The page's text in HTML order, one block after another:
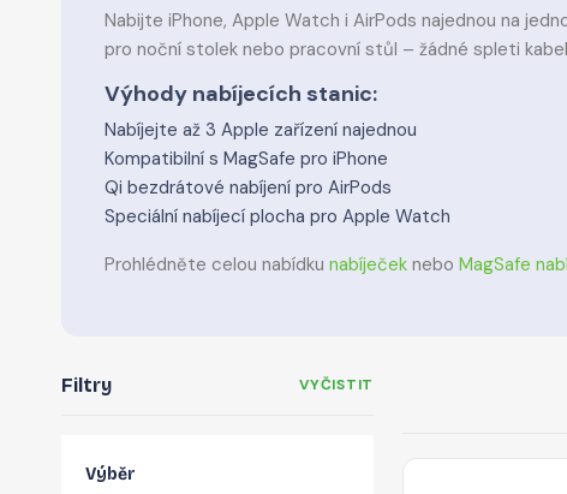
Nabijte iPhone, Apple Watch i AirPods najednou na
pro noční stolek nebo pracovní stůl – žádné spleti
Výhody nabíjecích stanic:
Nabíjejte až 3 Apple zařízení najednou
Kompatibilní s MagSafe pro iPhone
Qi bezdrátové nabíjení pro AirPods
Speciální nabíjecí plocha pro Apple Watch
Prohlédněte celou nabídku nabíječek nebo MagSafe
Filtry VYČISTIT
Výběr